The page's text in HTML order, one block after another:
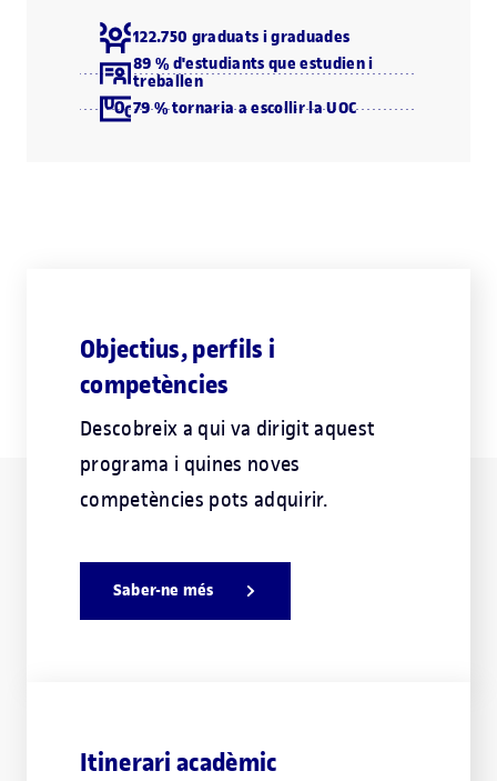
122.750 graduats i graduades
89 % d'estudiants que estudien i
treballen
79 % tornaria a escollir la UOC
Objectius, perfils i
competències
Descobreix a qui va dirigit aquest
programa i quines noves
competències pots adquirir.
Saber-ne més
Itinerari acadèmic